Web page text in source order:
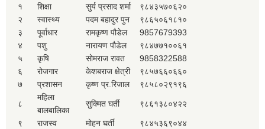
१ शिक्षा सुर्य प्रसाद शर्मा
९८४३५७०६२०
२
स्वास्थ्य पदम बहादुर पुन
९८६५०६१८१०
३
पूर्वाधार रामकृष्ण पौडेल
9857679393
४
पशु नारायण पौडेल
९८४७७१००६१
५
कृषि सोमराज रावत
9858322588
६
रोजगार केशबराज क्षेत्री
९८५७६६०६६०
७
प्रशासन कृष्ण प्र.रिजाल ९८५८०२९१९६
८
महिला
बालबालिका
सुक्मित घर्ती ९८६१३८०४२२
९ राजस्व मोहन घर्ती
९८४५३६९०४४